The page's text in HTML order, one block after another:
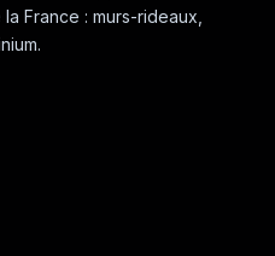
France : murs-rideaux,